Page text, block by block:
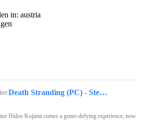
in: austria
Death Stranding (PC) - Steam Account - GLOBAL
Hideo Kojima comes a genre-defying experience, now